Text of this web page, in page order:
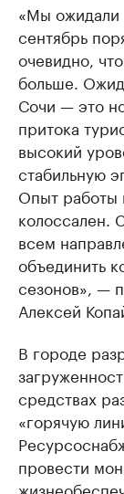
«Мы ожидали
сентябрь
очевидно,
больше.
Сочи — это
притока
высокий
стабильную
Опыт работы
колоссален.
всем
объединить
сезонов», —
Алексей
В городе
средствах
«горячую
провести